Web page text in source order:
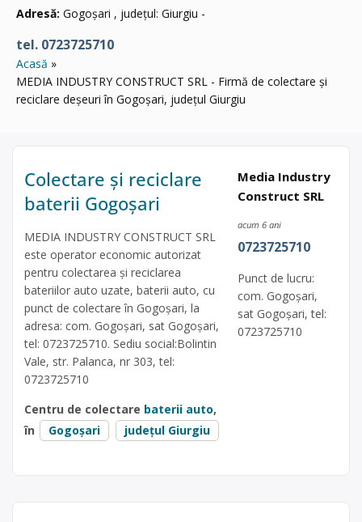
Adresă: Gogoșari , județul: Giurgiu -
tel. 0723725710
Acasă
MEDIA INDUSTRY CONSTRUCT SRL - Firmă de colectare și
reciclare deșeuri în Gogoșari, județul Giurgiu
Colectare și reciclare
baterii Gogoșari
MEDIA INDUSTRY CONSTRUCT SRL
este operator economic autorizat
pentru colectarea și reciclarea
bateriilor auto uzate, baterii auto, cu
punct de colectare în Gogoșari, la
adresa: com. Gogoșari, sat Gogoșari,
tel: 0723725710. Sediu social:Bolintin
Vale, str. Palanca, nr 303, tel:
0723725710
Centru de colectare baterii auto,
în
Gogoșari județul Giurgiu
Media Industry
Construct SRL
acum 6 ani
0723725710
Punct de lucru:
com. Gogoșari,
sat Gogoșari, tel:
0723725710